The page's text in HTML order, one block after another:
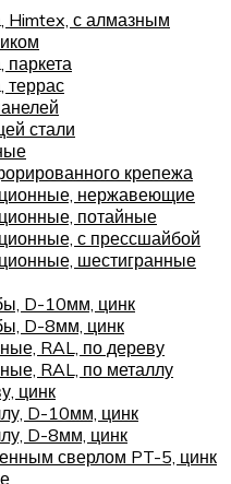
Himtex, с алмазным
паркета
террас
стали
крепежа
нержавеющие
потайные
с прессшайбой
шестигранные
D-10мм, цинк
D-8мм, цинк
RAL, по дереву
RAL, по металлу
цинк
D-10мм, цинк
D-8мм, цинк
сверлом PT-5, цинк